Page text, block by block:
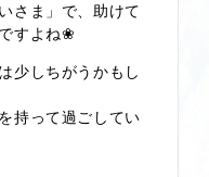
さま」で、助けて
すよね❀
少しちがうかもし
持って過ごしてい